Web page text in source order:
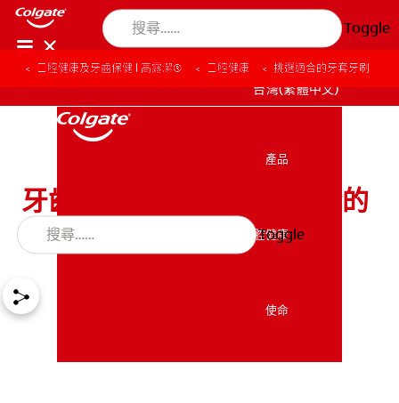
Toggle
台灣(繁體中文)
產品
口腔健康
使命
Toggle
口腔健康及牙齒保健 | 高露潔® 口腔健康 挑選適合的牙套牙刷
牙齒矯正時，如何挑選適合的
牙套牙刷？